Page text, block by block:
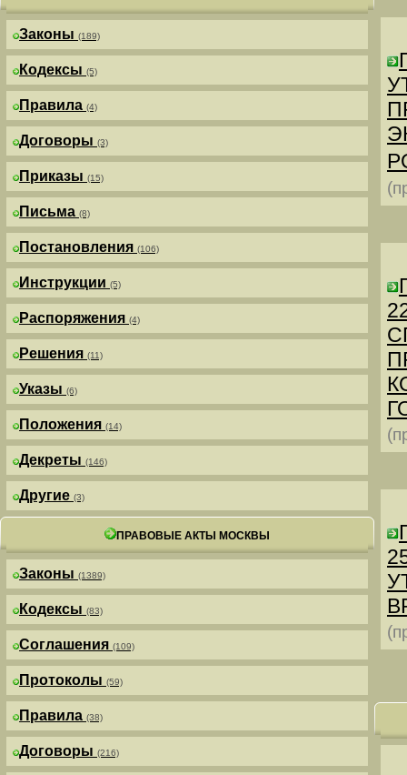
Законы (189)
Кодексы (5)
Правила (4)
Договоры (3)
Приказы (15)
Письма (8)
Постановления (106)
Инструкции (5)
Распоряжения (4)
Решения (11)
Указы (6)
Положения (14)
Декреты (146)
Другие (3)
ПРАВОВЫЕ АКТЫ МОСКВЫ
Законы (1389)
Кодексы (83)
Соглашения (109)
Протоколы (59)
Правила (38)
Договоры (216)